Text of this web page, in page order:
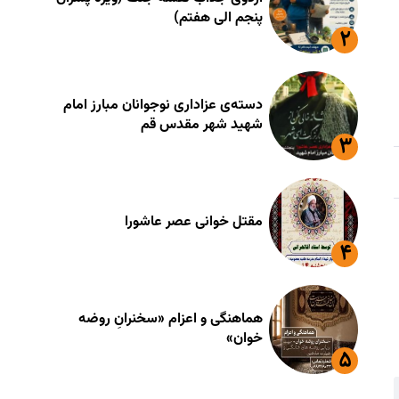
پنجم الی هفتم)
دسته‌ی عزاداری نوجوانان مبارز امام
شهید شهر مقدس قم
مقتل خوانی عصر عاشورا
هماهنگی و اعزام «سخنرانِ روضه
خوان»